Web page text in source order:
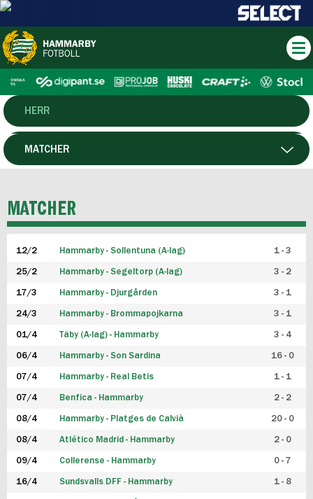
HERR
DAM
P19
F19
FUTSAL HERR
FUTSAL DAM
MATCHER
MATCHER
12/2 Hammarby - Sollentuna (A-lag) 1 - 3
25/2 Hammarby - Segeltorp (A-lag) 3 - 2
17/3 Hammarby - Djurgården 3 - 1
24/3 Hammarby - Brommapojkarna 3 - 1
01/4 Täby (A-lag) - Hammarby 3 - 4
06/4 Hammarby - Son Sardina 16 - 0
07/4 Hammarby - Real Betis 1 - 1
07/4 Benfica - Hammarby 2 - 2
08/4 Hammarby - Platges de Calvià 20 - 0
08/4 Atlético Madrid - Hammarby 2 - 0
09/4 Collerense - Hammarby 0 - 7
16/4 Sundsvalls DFF - Hammarby 1 - 8